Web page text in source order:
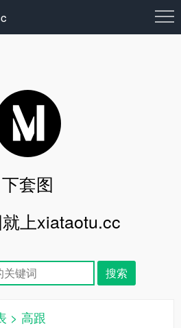
下套图
上xiataotu.cc
> 高跟